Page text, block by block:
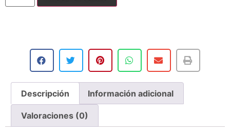
Descripción Información adicional
Valoraciones (0)